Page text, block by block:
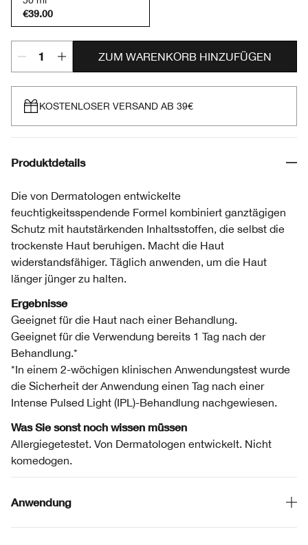
€39.00
ZUM WARENKORB HINZUFÜGEN
KOSTENLOSER VERSAND AB 39€
Produktdetails
Die von Dermatologen entwickelte
feuchtigkeitsspendende Formel kombiniert ganztägigen
Schutz mit hautstärkenden Inhaltsstoffen, die selbst die
trockenste Haut beruhigen. Macht die Haut
widerstandsfähiger. Täglich anwenden, um die Haut
länger jünger zu halten.
Ergebnisse
Geeignet für die Haut nach einer Behandlung.
Geeignet für die Verwendung bereits 1 Tag nach der
Behandlung.*
*In einem 2-wöchigen klinischen Anwendungstest wurde
die Sicherheit der Anwendung einen Tag nach einer
Intense Pulsed Light (IPL)-Behandlung nachgewiesen.
Was Sie sonst noch wissen müssen
Allergiegetestet. Von Dermatologen entwickelt. Nicht
komedogen.
Anwendung